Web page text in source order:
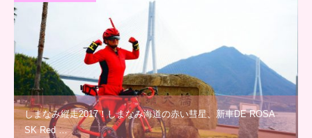
しまなみ縦走2017！しまなみ海道の赤い彗星、新車DE ROSA
SK Red …